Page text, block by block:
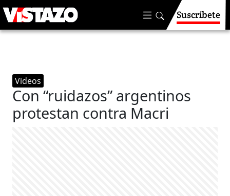
Suscríbete
Videos
Con “ruidazos” argentinos
protestan contra Macri